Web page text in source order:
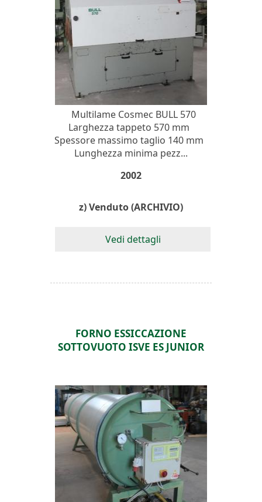
Multilame Cosmec BULL 570
Larghezza tappeto 570 mm
Spessore massimo taglio 140 mm
Lunghezza minima pezz...
2002
z) Venduto (ARCHIVIO)
Vedi dettagli
FORNO ESSICCAZIONE
SOTTOVUOTO ISVE ES JUNIOR